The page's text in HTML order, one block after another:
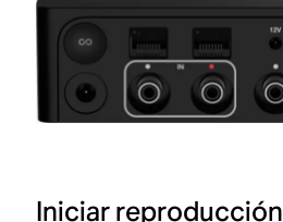
Iniciar reproducción